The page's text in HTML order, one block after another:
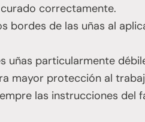
correctamente.
bordes de las uñas al
uñas particularmente
mayor protección al
las instrucciones del